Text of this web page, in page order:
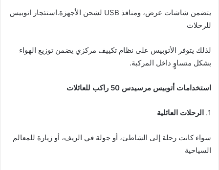
يتضمن شاشات عرض، ومنافذ USB لشحن الأجهزة.استئجار اتوبيس
للرحلات
لذلك يتوفر الأتوبيس على نظام تكييف مركزي يضمن توزيع الهواء
بشكل متساوٍ داخل المركبة.
استخدامات أتوبيس مرسيدس 50 راكب للعائلات
1. الرحلات العائلية
سواء كانت رحلة إلى الشاطئ، أو جولة في الريف، أو زيارة للمعالم
السياحية